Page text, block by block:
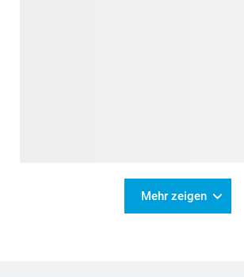
Mehr zeigen